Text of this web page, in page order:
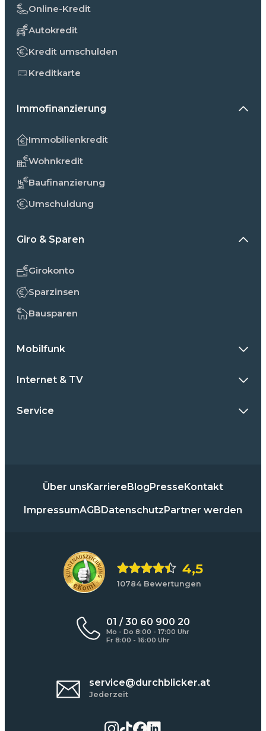
Online-Kredit
Autokredit
Kredit umschulden
Kreditkarte
Immofinanzierung
Immobilienkredit
Wohnkredit
Baufinanzierung
Umschuldung
Giro & Sparen
Girokonto
Sparzinsen
Bausparen
Mobilfunk
Internet & TV
Service
Über unsKarriereBlogPresseKontakt
ImpressumAGBDatenschutzPartner werden
4,5
10784 Bewertungen
01 / 30 60 900 20
Mo - Do 8:00 - 17:00 Uhr
Fr 8:00 - 16:00 Uhr
service@durchblicker.at
Jederzeit